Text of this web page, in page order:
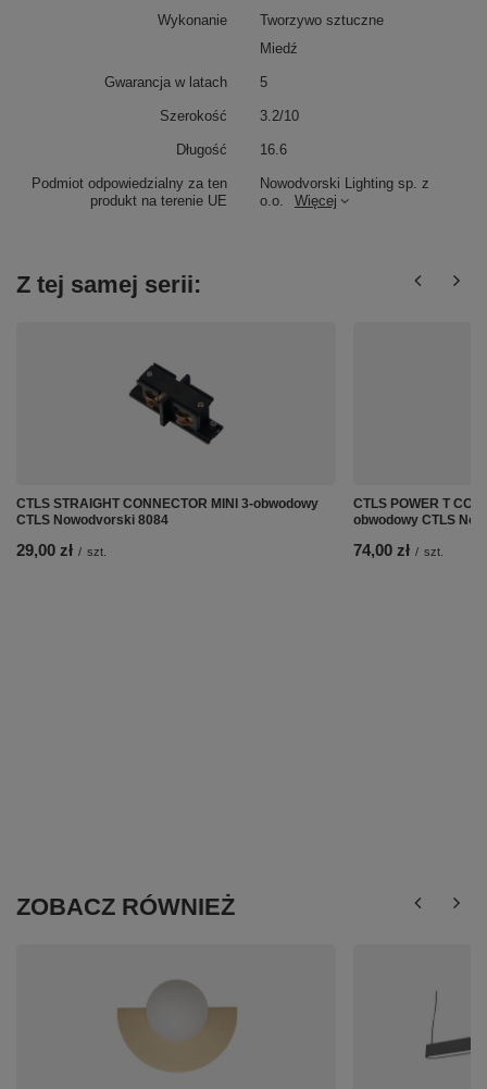
Podmiot odpowiedzialny za ten
produkt na terenie UE
Nowodvorski Lighting sp. z
o.o.
Więcej
Wykonanie
Tworzywo sztuczne
Miedź
Gwarancja w latach 5
Szerokość 3.2/10
Długość 16.6
Z tej samej serii:
CTLS STRAIGHT CONNECTOR MINI 3-obwodowy
CTLS Nowodvorski 8084
29,00 zł / szt.
CTLS POWER T
obwodowy CTLS
74,00 zł / szt.
ZOBACZ RÓWNIEŻ